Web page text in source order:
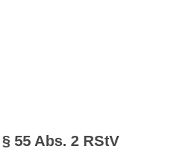
55 Abs. 2 RStV